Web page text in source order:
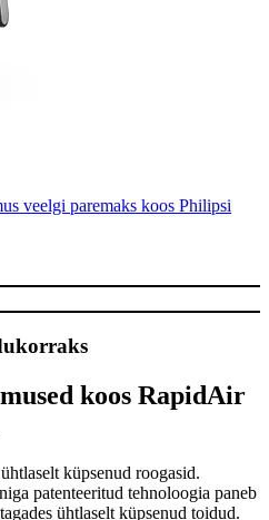
veelgi paremaks koos Philipsi
koos RapidAir
küpsenud roogasid.
patenteeritud tehnoloogia paneb
ühtlaselt küpsenud toidud.